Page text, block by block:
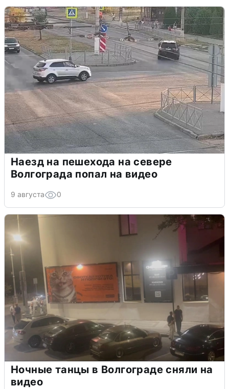
Наезд на пешехода на севере
Волгограда попал на видео
9 августа 0
Ночные танцы в Волгограде сняли на
видео